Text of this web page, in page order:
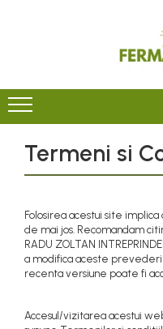
Făină Grâu
Făină Spelta
Făină Ovăz
Făină de Porumb
Păsat
Grâu
Spelta
Porumb
Ovăz
Produse fără gluten
Făină Integrală de Ovăz
Mălai Superior
Păsat
Porumb
Floarea soarelui
Produse din fructe
Gemuri
Sucuri
Produse Multikraft
Agricultură
Horticultura si
Dulciuri BIO
Curatenie
Termeni si
Folosirea acestui site
de mai jos. Recomandam
RADU ZOLTAN
a modifica aceste prevederi
recenta versiune poate fi
Accesul/vizitarea acestui